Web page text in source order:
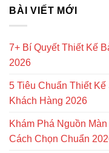
BÀI VIẾT MỚI
7+ Bí Quyết Thiết Kế
2026
5 Tiêu Chuẩn Thiết
Khách Hàng 2026
Khám Phá Nguồn
Cách Chọn Chuẩn